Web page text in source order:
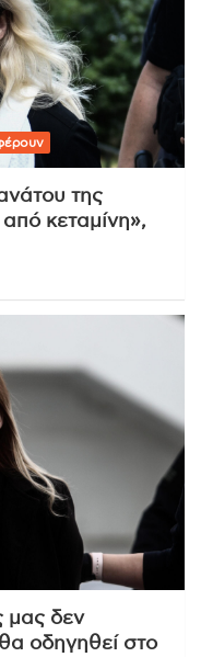
της
κεταμίνη»,
μας δεν
οδηγηθεί στο